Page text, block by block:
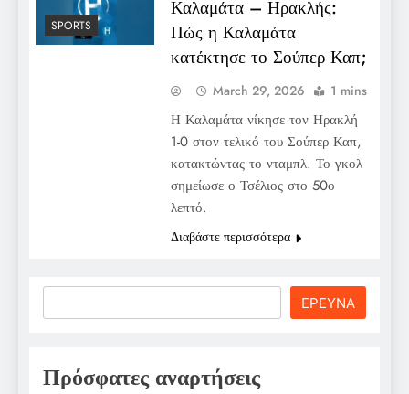
SPORTS
Καλαμάτα – Ηρακλής:
Πώς η Καλαμάτα
κατέκτησε το Σούπερ Καπ;
March 29, 2026 1 mins
Η Καλαμάτα νίκησε τον Ηρακλή
1-0 στον τελικό του Σούπερ Καπ,
κατακτώντας το νταμπλ. Το γκολ
σημείωσε ο Τσέλιος στο 50ο
λεπτό.
Διαβάστε περισσότερα
ΕΡΕΥΝΑ
Πρόσφατες αναρτήσεις